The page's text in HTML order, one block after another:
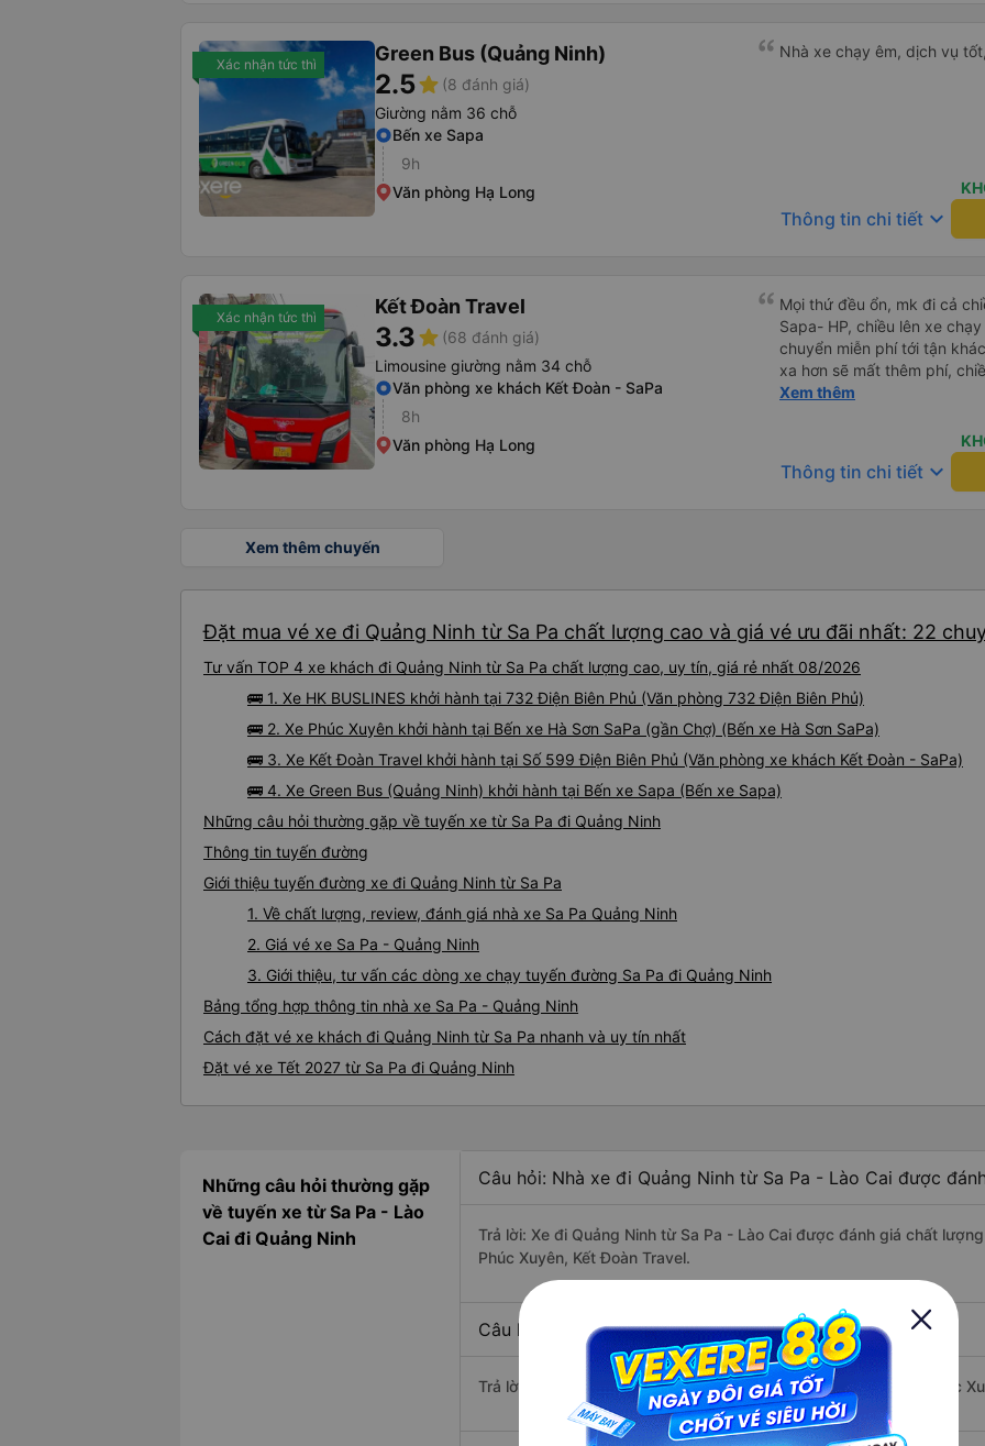
đánh giá 4.5 sao cho cả
Tôi hy vọng ứng dụng và
hàng. Điểm trừ: -0,5 sao
quá nhanh, chọn dễ dàng
sửa, dẫn đến nguy cơ bị
ký. Nhân viên chuyên
sao cho cả app Vexere và
triển để mang lại trải
Xác nhận tức thì Green Bus (Quảng Ninh)
2.5star (8 đánh giá)
Giường nằm 36 chỗ
Bến xe Sapa
9h
Văn phòng Hạ Long
Nhà xe chạy êm, dịch vụ
Thông tin chi tiết keyboard_arrow_down
Xác nhận tức thì Kết Đoàn Travel
3.3star (68 đánh giá)
Limousine giường nằm 34 chỗ
Văn phòng xe khách Kết Đoàn - SaPa
8h
Văn phòng Hạ Long
Mọi thứ đều ổn, mk đi cả
Sapa- HP, chiều lên xe
chuyển miễn phí tới tận
xa hơn sẽ mất thêm phí,
phải tự ra điểm đón tại 599
Xem thêm
Thông tin chi tiết keyboard_arrow_down
Xem thêm chuyến
Đặt mua vé xe đi Quảng Ninh từ Sa Pa chất lượng cao và giá vé ưu đãi nhất: 22
Tư vấn TOP 4 xe khách đi Quảng Ninh từ Sa Pa chất lượng cao, uy tín, giá rẻ nhất 08/2026
🚌 1. Xe HK BUSLINES khởi hành tại 732 Điện Biên Phủ (Văn phòng 732 Điện Biên Phủ)
🚌 2. Xe Phúc Xuyên khởi hành tại Bến xe Hà Sơn SaPa (gần Chợ) (Bến xe Hà Sơn SaPa)
🚌 3. Xe Kết Đoàn Travel khởi hành tại Số 599 Điện Biên Phủ (Văn phòng xe khách Kết Đoàn - SaPa)
🚌 4. Xe Green Bus (Quảng Ninh) khởi hành tại Bến xe Sapa (Bến xe Sapa)
Những câu hỏi thường gặp về tuyến xe từ Sa Pa đi Quảng Ninh
Thông tin tuyến đường
Giới thiệu tuyến đường xe đi Quảng Ninh từ Sa Pa
1. Về chất lượng, review, đánh giá nhà xe Sa Pa Quảng Ninh
2. Giá vé xe Sa Pa - Quảng Ninh
3. Giới thiệu, tư vấn các dòng xe chạy tuyến đường Sa Pa đi Quảng Ninh
Bảng tổng hợp thông tin nhà xe Sa Pa - Quảng Ninh
Cách đặt vé xe khách đi Quảng Ninh từ Sa Pa nhanh và uy tín nhất
Đặt vé xe Tết 2027 từ Sa Pa đi Quảng Ninh
Những câu hỏi thường gặp
về tuyến xe từ Sa Pa - Lào
Cai đi Quảng Ninh
Câu hỏi: Nhà xe đi Quảng Ninh từ Sa Pa - Lào Cai được
Trả lời: Xe đi Quảng Ninh từ Sa Pa - Lào Cai được đánh giá chất
Phúc Xuyên, Kết Đoàn Travel.
Câu hỏi: Xe nào đi Quảng Ninh có giá rẻ nhất?
Trả lời: Vé xe rẻ nhất có mức giá là 440.000 đồng của nhà xe Phúc